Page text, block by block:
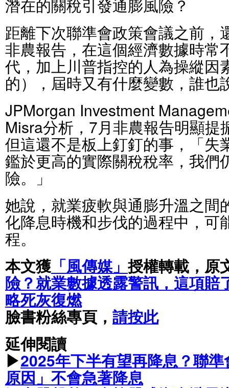
潛在的關稅引發通膨風險？
距離下次聯準會政策會議之前，
非農報告，在這個經濟數據時常
代，加上川普指控的人為操縱因
的），屆時又有什麼變數，誰也
JPMorgan Investment
Misra分析，7月非農報告明顯提
但這還不是板上釘釘的事，「失
鑑於更高的實際關稅稅率，我們
險。」
她說，就業疲軟與通膨升溫之間
化降息時機和步伐的過程中，可
程。
本文獲「風傳媒」授權轉載，原
險？就業數據透露警訊，這項賠
略死灰復燃
臉書粉絲專頁， 請按此
延伸閱讀
▶2025年下半有望再降息？聯
原因」不會急著降息